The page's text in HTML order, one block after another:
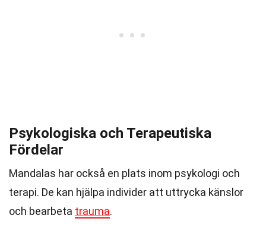
Psykologiska och Terapeutiska
Fördelar
Mandalas har också en plats inom psykologi och
terapi. De kan hjälpa individer att uttrycka känslor
och bearbeta trauma.